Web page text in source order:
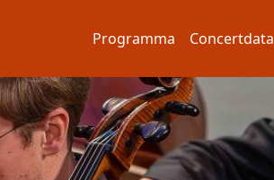
Hoofdnavigatie
Programma Concertdata